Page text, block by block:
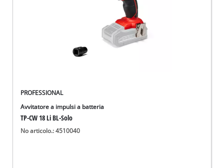
PROFESSIONAL
Avvitatore a impulsi a batteria
TP-CW 18 Li BL-Solo
No articolo.: 4510040